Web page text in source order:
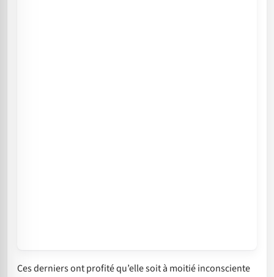
Ces derniers ont profité qu’elle soit à moitié inconsciente